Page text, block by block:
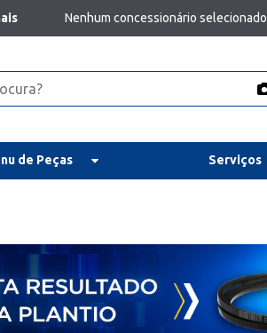
Nenhum concessionário selecionado
de Peças Serviços